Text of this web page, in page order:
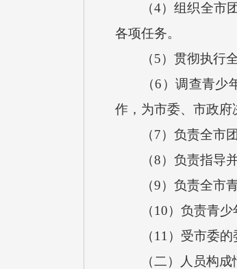
（4）组织全市团
各项任务。
（5）贯彻执行全
（6）调查青少年
作，为市委、市政府
（7）负责全市团
（8）负责指导并
（9）负责全市青
（10）负责青少年
（11）受市委的委
（二）人员构成